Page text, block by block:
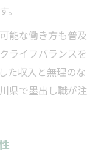
能な働き方も普及
ライフバランスを
た収入と無理のな
県で墨出し職が注